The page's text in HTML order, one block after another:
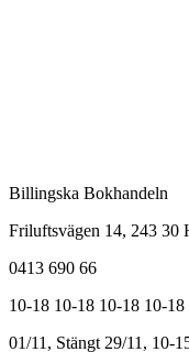
Billingska Bokhandeln
Friluftsvägen 14, 243 30
0413 690 66
10-18 10-18 10-18 10-18
01/11, Stängt 29/11, 10-